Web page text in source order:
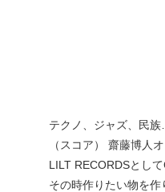
テクノ、ジャズ、民
（スコア） 齋藤博人
LILT RECORDSとし
その時作りたい物を作